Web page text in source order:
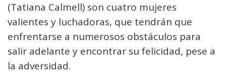
(Tatiana Calmell) son cuatro mujeres
valientes y luchadoras, que tendrán que
enfrentarse a numerosos obstáculos para
salir adelante y encontrar su felicidad, pese a
la adversidad.